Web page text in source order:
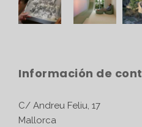
Información de
C/ Andreu Feliu, 17
Mallorca